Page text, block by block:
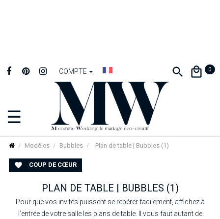
COMPTE 0
Basculer
la
navigation
☰
Modèles Bubbles Plan de table | Bubbles (1)
 COUP DE CŒUR
PLAN DE TABLE | BUBBLES (1)
Pour que vos invités puissent se repérer facilement, affichez à
l’entrée de votre salle les plans de table. Il vous faut autant de